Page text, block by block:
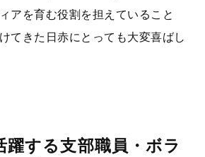
アを育む役割を担えていること
てきた日赤にとっても大変喜ばし
する支部職員・ボラ